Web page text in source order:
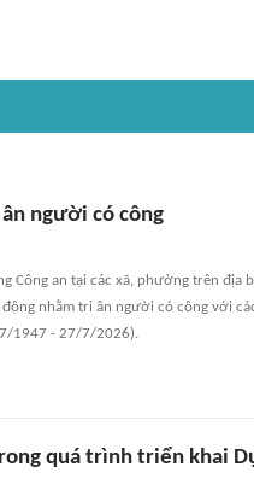
người có công
Công an tại các xã, phường trên địa
nhằm tri ân người có công với
1947 - 27/7/2026).
quá trình triển khai